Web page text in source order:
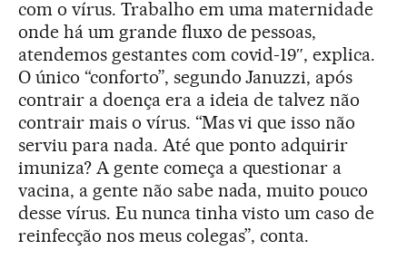
com o vírus. Trabalho em uma maternidade
onde há um grande fluxo de pessoas,
atendemos gestantes com covid-19″, explica.
O único “conforto”, segundo Januzzi, após
contrair a doença era a ideia de talvez não
contrair mais o vírus. “Mas vi que isso não
serviu para nada. Até que ponto adquirir
imuniza? A gente começa a questionar a
vacina, a gente não sabe nada, muito pouco
desse vírus. Eu nunca tinha visto um caso de
reinfecção nos meus colegas”, conta.